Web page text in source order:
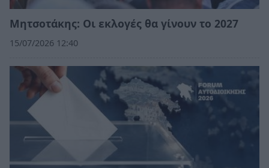
Μητσοτάκης: Οι εκλογές θα γίνουν το 2027
15/07/2026 12:40